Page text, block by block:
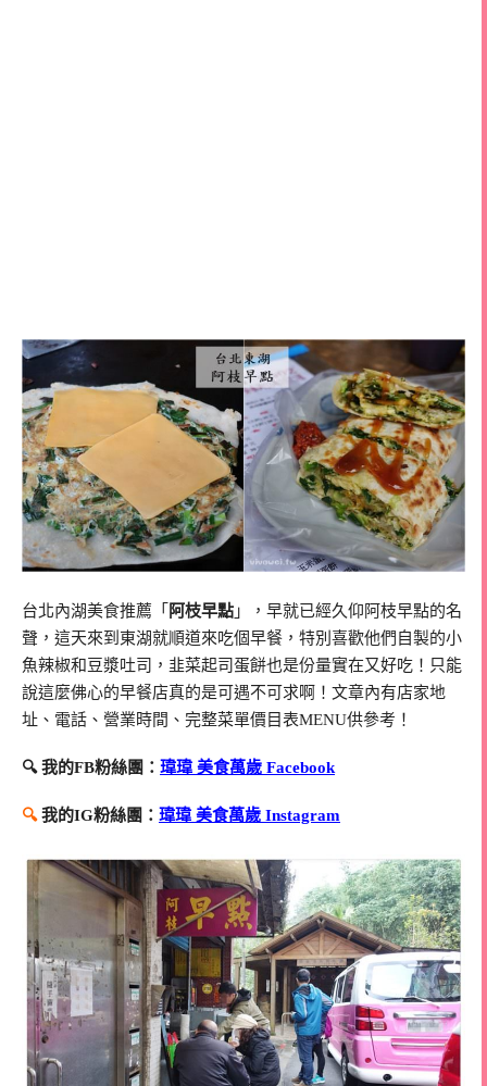
台北內湖美食推薦「 阿枝早點 」，早就已經久仰阿枝早點的名
聲，這天來到東湖就順道來吃個早餐，特別喜歡他們自製的小
魚辣椒和豆漿吐司，韭菜起司蛋餅也是份量實在又好吃！只能
說這麼佛心的早餐店真的是可遇不可求啊！文章內有店家地
址、電話、營業時間、完整菜單價目表MENU供參考！
🔍 我的FB粉絲團： 瑋瑋 美食萬歲 Facebook
🔍我的IG粉絲團： 瑋瑋 美食萬歲 Instagram